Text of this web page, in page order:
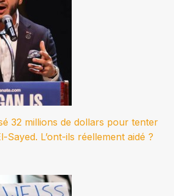
32 millions de dollars pour tenter
Sayed. L’ont-ils réellement aidé ?